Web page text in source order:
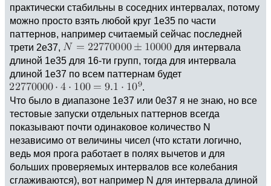
практически стабильны в соседних интервалах, потому
можно просто взять любой круг 1e35 по части
паттернов, например считаемый сейчас последней
трети 2e37,
для интервала
длиной 1e35 для 16-ти групп, тогда для интервала
длиной 1e37 по всем паттернам будет
.
Что было в диапазоне 1e37 или 0e37 я не знаю, но все
тестовые запуски отдельных паттернов всегда
показывают почти одинаковое количество N
независимо от величины чисел (что кстати логично,
ведь моя прога работает в полях вычетов и для
больших проверяемых интервалов все колебания
сглаживаются), вот например N для интервала длиной